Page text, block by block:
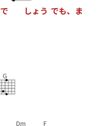
で しょ う でも、 ま
G
Dm F